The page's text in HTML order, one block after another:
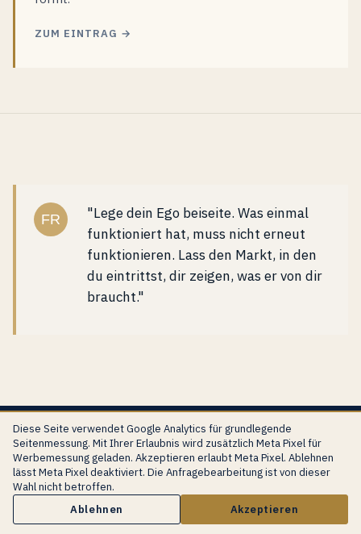
ZUM EINTRAG →
FR
"Lege dein Ego beiseite. Was einmal
funktioniert hat, muss nicht erneut
funktionieren. Lass den Markt, in den
du eintrittst, dir zeigen, was er von dir
braucht."
Wenn die US-Gruppe ADGM eröffnet
und das institutionelle
Ankerregister weiterhin als US-
Diese Seite verwendet Google Analytics für grundlegende
Seitenmessung. Mit Ihrer Erlaubnis wird zusätzlich Meta Pixel für
Werbemessung geladen. Akzeptieren erlaubt Meta Pixel. Ablehnen
lässt Meta Pixel deaktiviert. Die Anfragebearbeitung ist von dieser
Wahl nicht betroffen.
Ablehnen
Akzeptieren